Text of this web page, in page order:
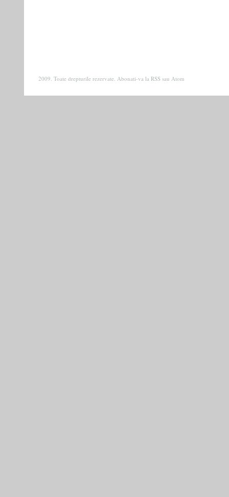
2009. Toate drepturile rezervate. Abonati-va la RSS sau Atom